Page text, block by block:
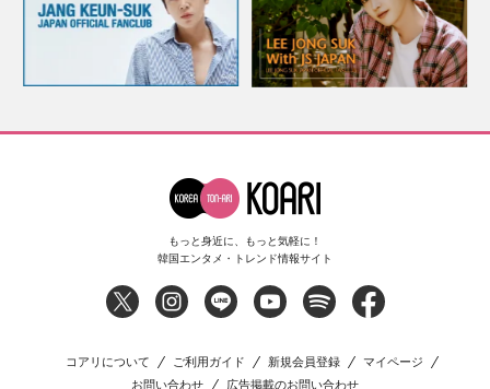
もっと身近に、もっと気軽に！
韓国エンタメ・トレンド情報サイト
コアリについて ご利用ガイド 新規会員登録
マイページ
お問い合わせ
広告掲載のお問い合わせ